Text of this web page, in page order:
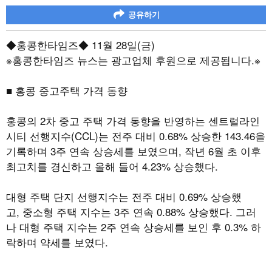
공유하기
◆홍콩한타임즈◆ 11월 28일(금)
※홍콩한타임즈 뉴스는 광고업체 후원으로 제공됩니다.※
■ 홍콩 중고주택 가격 동향
홍콩의 2차 중고 주택 가격 동향을 반영하는 센트럴라인
시티 선행지수(CCL)는 전주 대비 0.68% 상승한 143.46을
기록하며 3주 연속 상승세를 보였으며, 작년 6월 초 이후
최고치를 경신하고 올해 들어 4.23% 상승했다.
대형 주택 단지 선행지수는 전주 대비 0.69% 상승했
고, 중소형 주택 지수는 3주 연속 0.88% 상승했다. 그러
나 대형 주택 지수는 2주 연속 상승세를 보인 후 0.3% 하
락하며 약세를 보였다.